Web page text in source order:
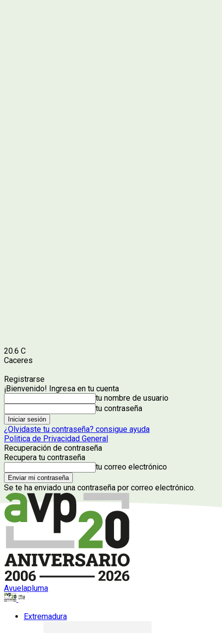
20.6 C
Caceres
Registrarse
¡Bienvenido! Ingresa en tu cuenta
tu nombre de usuario
tu contraseña
¿Olvidaste tu contraseña? consigue ayuda
Politica de Privacidad General
Recuperación de contraseña
Recupera tu contraseña
tu correo electrónico
Se te ha enviado una contraseña por correo electrónico.
Avuelapluma
Extremadura